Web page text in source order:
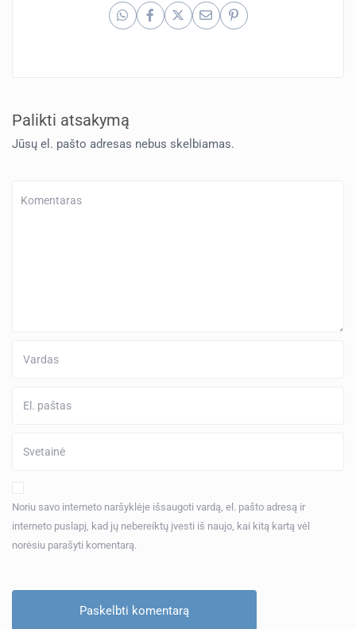
Palikti atsakymą
Jūsų el. pašto adresas nebus skelbiamas.
Noriu savo interneto naršyklėje išsaugoti vardą, el. pašto adresą ir
interneto puslapį, kad jų nebereiktų įvesti iš naujo, kai kitą kartą vėl
norėsiu parašyti komentarą.